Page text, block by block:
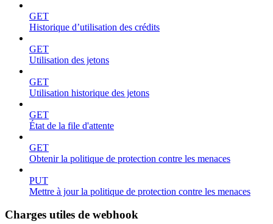
GET
Historique d’utilisation des crédits
GET
Utilisation des jetons
GET
Utilisation historique des jetons
GET
État de la file d'attente
GET
Obtenir la politique de protection contre les menaces
PUT
Mettre à jour la politique de protection contre les menaces
Charges utiles de webhook